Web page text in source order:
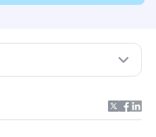
projek agile?